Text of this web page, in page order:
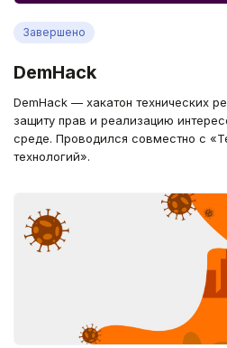
Завершено
DemHack
DemHack — хакатон технических
защиту прав и реализацию
среде. Проводился совместно с
технологий».